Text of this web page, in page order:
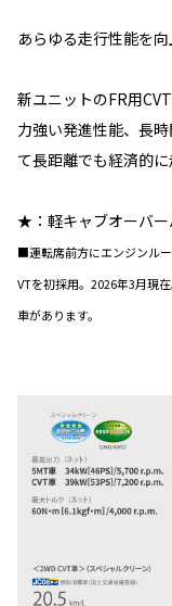
あらゆる走行性能を向
新ユニットのFR用
力強い発進性能、長
て長距離でも経済的
★：軽キャブオーバ
■運転席前方にエンジンル
VTを初採用。2026年3月現
車があります。